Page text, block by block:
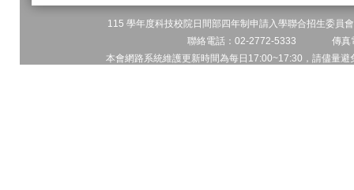
115 學年度科技校院日間部四年制申請入學聯合招生委
聯絡電話：02-2772-5333 傳
本會網路系統維護更新時間為每日17:00~17:30，請儘量